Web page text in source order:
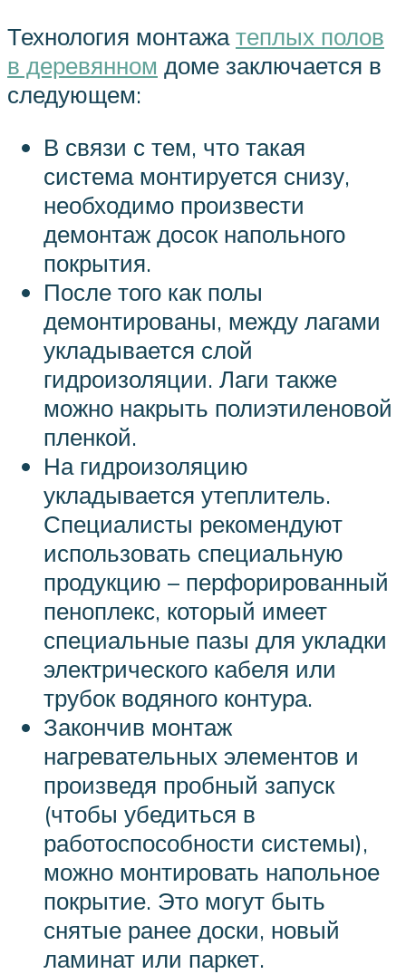
Технология монтажатеплых полов
в деревянном доме заключается в
следующем:
В связи с тем, что такая
система монтируется снизу,
необходимо произвести
демонтаж досок напольного
покрытия.
После того как полы
демонтированы, между лагами
укладывается слой
гидроизоляции. Лаги также
можно накрыть полиэтиленовой
пленкой.
На гидроизоляцию
укладывается утеплитель.
Специалисты рекомендуют
использовать специальную
продукцию – перфорированный
пеноплекс, который имеет
специальные пазы для укладки
электрического кабеля или
трубок водяного контура.
Закончив монтаж
нагревательных элементов и
произведя пробный запуск
(чтобы убедиться в
работоспособности системы),
можно монтировать напольное
покрытие. Это могут быть
снятые ранее доски, новый
ламинат или паркет.